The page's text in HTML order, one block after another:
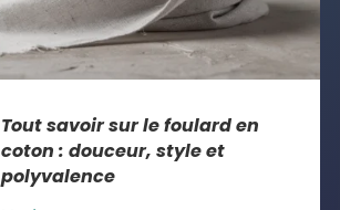
Tout savoir sur le foulard en
coton : douceur, style et
polyvalence